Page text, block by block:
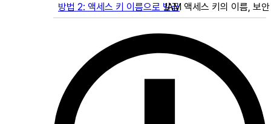
방법 2: 액세스 키 이름으로 발급IAM 액세스 키의 이름, 보